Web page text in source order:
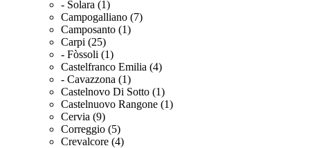
- Solara (1)
Campogalliano (7)
Camposanto (1)
Carpi (25)
- Fòssoli (1)
Castelfranco Emilia (4)
- Cavazzona (1)
Castelnovo Di Sotto (1)
Castelnuovo Rangone (1)
Cervia (9)
Correggio (5)
Crevalcore (4)